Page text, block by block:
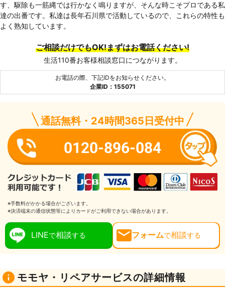
す、駆除も一筋縄では行かなく鳴りますが、そんな時こそプロである私
達の出番です。私達は長年石川県で活動しているので、これらの特性も
よく熟知しています。
ご相談だけでもOK!まずはお電話ください!
生活110番お客様相談窓口につながります。
お電話の際、下記IDをお知らせください。
企業ID：155071
通話無料・24時間365日受付中
0120-896-084
※手数料がかかる場合がございます。
※決済端末の通信状態等によりカードがご利用できない場合があります。
LINEで相談する フォームで相談する
モモヤ・リペアサービスの詳細情報